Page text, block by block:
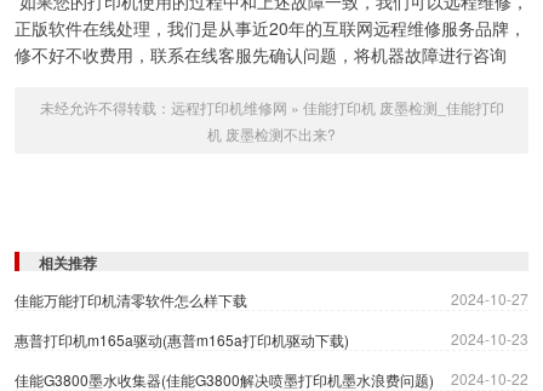
正版软件在线处理，我们是从事近20年的互联网远程维修服务品牌，
修不好不收费用，联系在线客服先确认问题，将机器故障进行咨询
未经允许不得转载： 远程打印机维修网 » 佳能打印机 废墨检测_佳能打印
机 废墨检测不出来?
相关推荐
佳能万能打印机清零软件怎么样下载
2024-10-27
惠普打印机m165a驱动(惠普m165a打印机驱动下载)
2024-10-23
佳能G3800墨水收集器(佳能G3800解决喷墨打印机墨水浪费问题)
2024-10-22